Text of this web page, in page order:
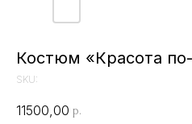
Костюм «Красота
SKU:
11500,00 р.